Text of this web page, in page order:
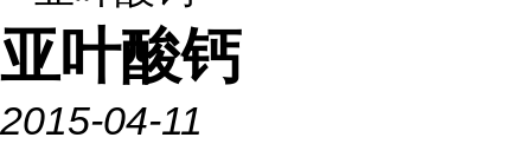
亚叶酸钙
2015-04-11